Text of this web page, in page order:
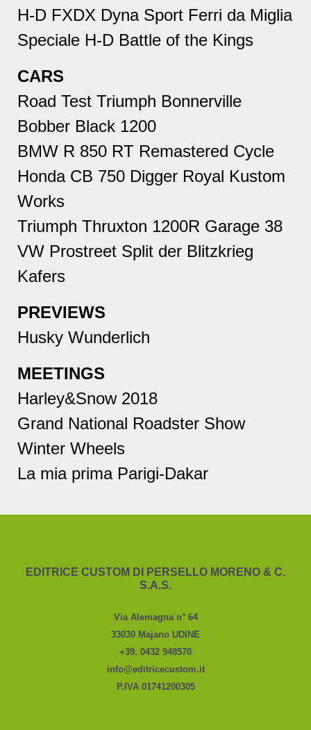
H-D FXDX Dyna Sport Ferri da Miglia
Speciale H-D Battle of the Kings
CARS
Road Test Triumph Bonnerville
Bobber Black 1200
BMW R 850 RT Remastered Cycle
Honda CB 750 Digger Royal Kustom
Works
Triumph Thruxton 1200R Garage 38
VW Prostreet Split der Blitzkrieg
Kafers
PREVIEWS
Husky Wunderlich
MEETINGS
Harley&Snow 2018
Grand National Roadster Show
Winter Wheels
La mia prima Parigi-Dakar
EDITRICE CUSTOM DI PERSELLO MORENO & C.
S.A.S.
Via Alemagna n° 64
33030 Majano UDINE
+39. 0432 948570
info@editricecustom.it
P.IVA 01741200305